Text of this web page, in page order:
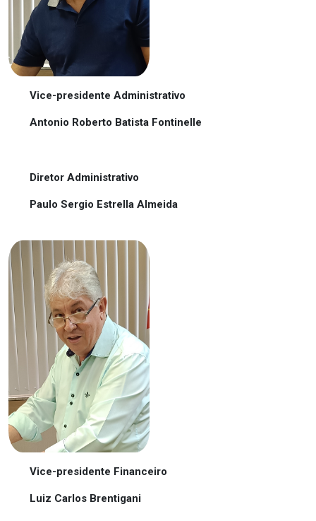
Vice-presidente Administrativo
Antonio Roberto Batista Fontinelle
Diretor Administrativo
Paulo Sergio Estrella Almeida
Vice-presidente Financeiro
Luiz Carlos Brentigani